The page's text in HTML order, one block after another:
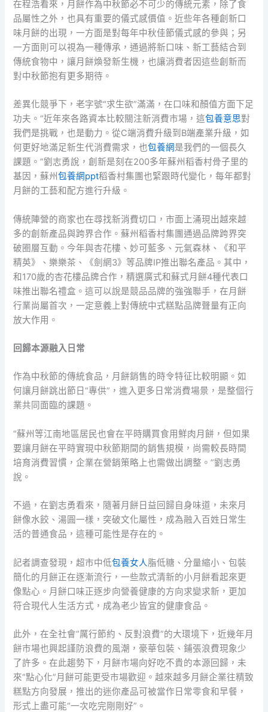
在程浩看來，月餅作為中秋節必不可少的傳統元素，除了食
品屬性之外，也具有重要的儀式感價值。近些年各種創新口
味月餅的出現，一方面是對每年中秋佳節儀式感的參與；另
一方面則可以視為一種傳承，通過將新口味、新工藝結合到
傳統食物中，讓月餅煥發新生機，也讓消費者因這些創新而
對中秋節抱有更多期待。
差異化競爭下，老字號“求生欲”滿滿，在口味和顏值方面下足
功夫。“近年來各路資本比較關注新消費市場，這包養意思對
我們是挑戰，也是動力。從C端消費升級到B端產業升級，如
何更好地滿足新生代消費需求，也包養網是我們的一個長久
課題。”劉志勇說，創新是刻在200多年蘇州稻香村骨子里的
基因，蘇州包養網ppt稻香村集團也緊跟時代變化，每年都對
月餅的工藝和配方進行升級。
傳統陣營的商家也在尋找新消費切口，市面上涌現出越來越
多的創新產品與跨界合作。蘇州稻香村集團通過品牌跨界突
破圈層互動。今年與杏花樓、妙可藍多、元氣森林、《和平
精英》、樂樂茶、《劍網3》等品牌IP推出聯名產品。其中，
和170歲的杏花樓品牌合作，精選廣式和蘇式月餅4種代表口
味推出聯名禮盒。這可以說是競品品牌的強強聯手，在月餅
行業尚屬首次，一定意義上對傳統中式糕點品牌聲量有正向
放大作用。
回歸本源融入日常
作為中秋節的傳統食品，月餅銷售的時令特征比較明顯。如
何讓月餅跳出節日“專供”，進入更多日常消費場景，是整個行
業共同面臨的課題。
“蘇州等江南地區居民也會在平時購買食用鮮肉月餅，但如果
要讓月餅在平時實現中秋節期間的銷售規模，尚需較長時間
培育消費習慣，企業在營銷策略上也需做出調整。”劉志勇
說。
不過，在劉志勇看來，隨著月餅日益回歸自身味道，未來月
餅像水餃、湯圓一樣，突破文化屬性，成為融入百姓日常生
活的普通食品，這種可能性是存在的。
記者調查發現，超市中低包養女人 脂低糖、分量縮小、包裝
簡化的月餅正在逐漸流行，一些款式清新的小月餅看起來更
像點心。月餅口味正逐步向營養健康的方向求變求新，更加
符合現代人生活方式，成為老少皆宜的健康食品。
此外，在全社會“厲行節約、反對浪費”的大環境下，近幾年月
餅市場也興起謹防浪費的風潮，豪華包裝、鋪張浪費現象少
了許多。在此趨勢下，月餅市場向好吃不貴的本源回歸，未
來“點心化”月餅可能更受市場歡迎。越來越多月餅企業往精致
糕點方向發展，推出的迷你產品可被當作日常零食和早餐，
形式上盡可能“一次吃完剛剛好”。